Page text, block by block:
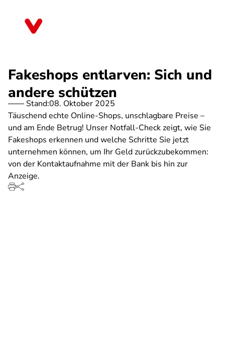
Fakeshops entlarven: Sich und
andere schützen
Stand:08. Oktober 2025
Täuschend echte Online-Shops, unschlagbare Preise –
und am Ende Betrug! Unser Notfall-Check zeigt, wie Sie
Fakeshops erkennen und welche Schritte Sie jetzt
unternehmen können, um Ihr Geld zurückzubekommen:
von der Kontaktaufnahme mit der Bank bis hin zur
Anzeige.